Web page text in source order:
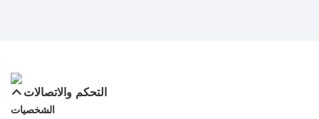
التحكم والاتصالات
الشخصيات